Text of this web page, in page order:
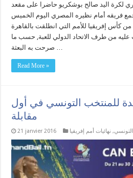
لكرة اليد صالح بوشكريو حاضرا على مقعد
يجمع فريقه أمام نظيره المصري اليوم الخميس
من كأس إفريقيا للأمم التي انطلقت بالقاهرة
عليه من طرف الاتحاد الدولي للعبة, حسب ما
صرحت به البعثة …
Read More »
جيدة للمنتخب التونسي في أول
مقابلة
21 janvier 2016 , نهائيات أمم إفريقيا